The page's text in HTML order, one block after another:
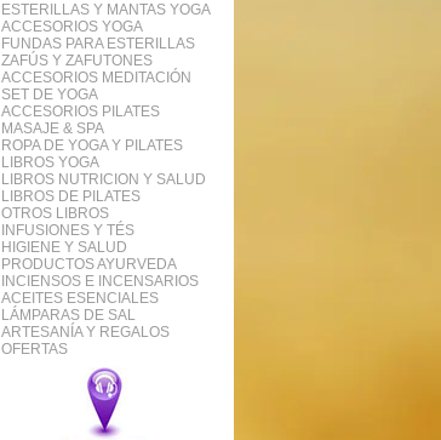
ESTERILLAS Y MANTAS YOGA
ACCESORIOS YOGA
FUNDAS PARA ESTERILLAS
ZAFÚS Y ZAFUTONES
ACCESORIOS MEDITACIÓN
SET DE YOGA
ACCESORIOS PILATES
MASAJE & SPA
ROPA DE YOGA Y PILATES
LIBROS YOGA
LIBROS NUTRICION Y SALUD
LIBROS DE PILATES
OTROS LIBROS
INFUSIONES Y TÉS
HIGIENE Y SALUD
PRODUCTOS AYURVEDA
INCIENSOS E INCENSARIOS
ACEITES ESENCIALES
LÁMPARAS DE SAL
ARTESANÍA Y REGALOS
OFERTAS